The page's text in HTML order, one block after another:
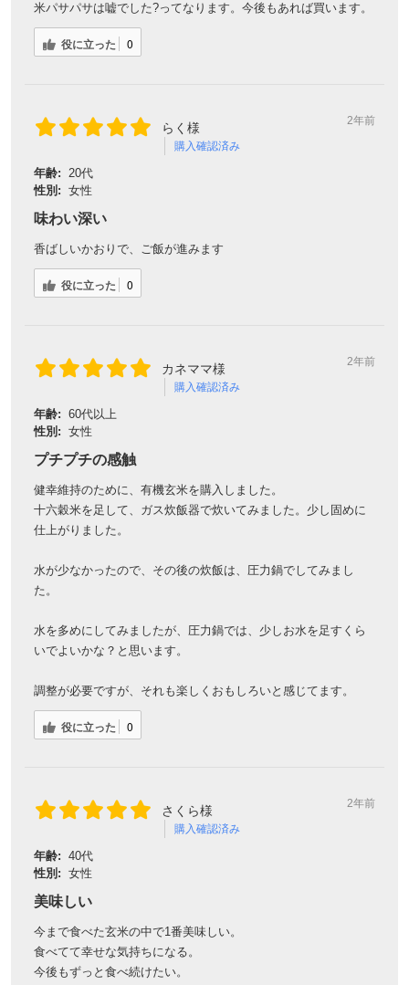
米パサパサは嘘でした?ってなります。今後もあれば買います。
役に立った 0
らく様
購入確認済み
2年前
年齢:
20代
性別: 女性
味わい深い
香ばしいかおりで、ご飯が進みます
役に立った 0
カネママ様
購入確認済み
2年前
年齢: 60代以上
性別: 女性
プチプチの感触
健幸維持のために、有機玄米を購入しました。
十六穀米を足して、ガス炊飯器で炊いてみました。少し固めに
仕上がりました。
水が少なかったので、その後の炊飯は、圧力鍋でしてみまし
た。
水を多めにしてみましたが、圧力鍋では、少しお水を足すくら
いでよいかな？と思います。
調整が必要ですが、それも楽しくおもしろいと感じてます。
役に立った 0
さくら様
購入確認済み
2年前
年齢: 40代
性別: 女性
美味しい
今まで食べた玄米の中で1番美味しい。
食べてて幸せな気持ちになる。
今後もずっと食べ続けたい。